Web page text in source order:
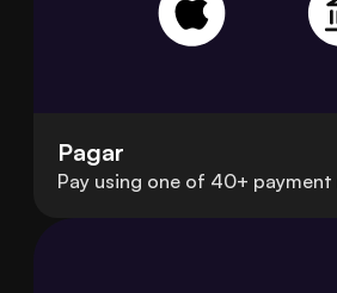
Pagar
Pay using one of 40+